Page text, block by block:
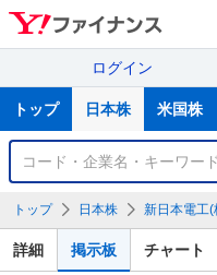
ログイン
サ
トップ 日本株 米国株
銘
検
索
トップ 日本株 新日本電工(
詳細 掲示板 チャート